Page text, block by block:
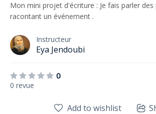
Mon mini projet d'écriture : Je fais parler des
racontant un événement .
Instructeur
Eya Jendoubi
0
0 revue
Add to wishlist